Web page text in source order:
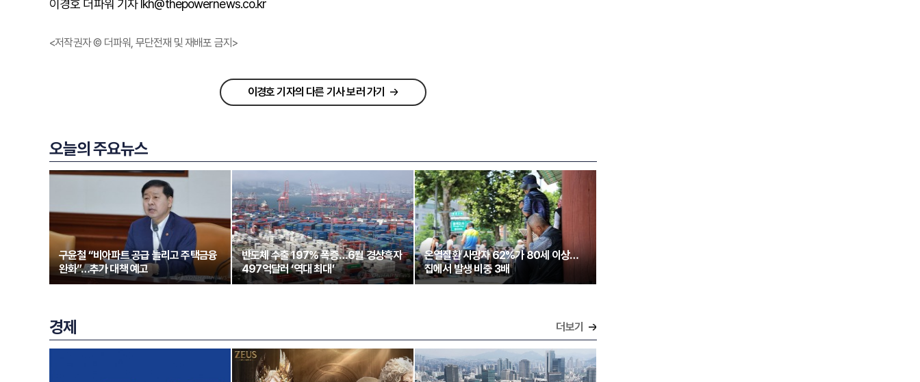
이경호 더파워 기자 lkh@thepowernews.co.kr
<저작권자 © 더파워, 무단전재 및 재배포 금지>
이경호 기자의 다른 기사 보러 가기
오늘의 주요뉴스
구윤철 “비아파트 공급 늘리고 주택금융
완화”…추가 대책 예고
반도체 수출 197% 폭증…6월 경상흑자
497억달러 ‘역대 최대’
온열질환 사망자 62%가 80세 이상…
집에서 발생 비중 3배
경제 더보기